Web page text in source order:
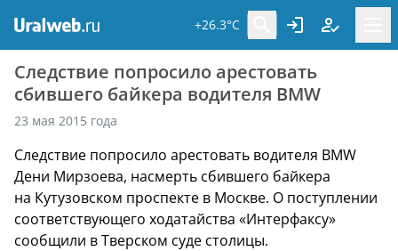
+26.3°C
Следствие попросило арестовать
сбившего байкера водителя BMW
23 мая 2015 года
Следствие попросило арестовать водителя BMW
Дени Мирзоева, насмерть сбившего байкера
на Кутузовском проспекте в Москве. О поступлении
соответствующего ходатайства «Интерфаксу»
сообщили в Тверском суде столицы.